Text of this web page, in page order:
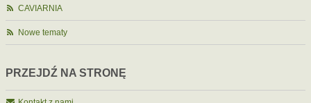
CAVIARNIA
Nowe tematy
PRZEJDŹ NA STRONĘ